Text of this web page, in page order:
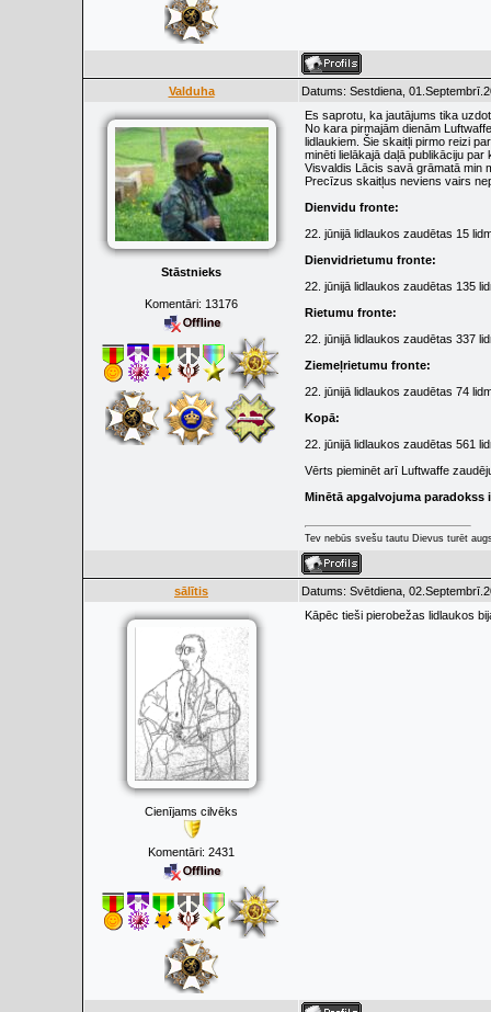
Valduha Datums: Sestdiena,
Stāstnieks
Komentāri: 13176
Es saprotu, ka jautājums tika
No kara pirmajām dienām
lidlaukiem. Šie skaitļi pirmo reizi
minēti lielākajā daļā publikāciju
Visvaldis Lācis savā grāmatā min
Precīzus skaitļus neviens vairs
Dienvidu fronte:
22. jūnijā lidlaukos zaudētas 15
Dienvidrietumu fronte:
22. jūnijā lidlaukos zaudētas 135
Rietumu fronte:
22. jūnijā lidlaukos zaudētas 337
Ziemeļrietumu fronte:
22. jūnijā lidlaukos zaudētas 74
Kopā:
22. jūnijā lidlaukos zaudētas 561
Vērts pieminēt arī Luftwaffe
Minētā apgalvojuma paradokss
Tev nebūs svešu tautu Dievus turēt
sālītis Datums: Svētdiena,
Cienījams cilvēks
Komentāri: 2431
Kāpēc tieši pierobežas lidlaukos